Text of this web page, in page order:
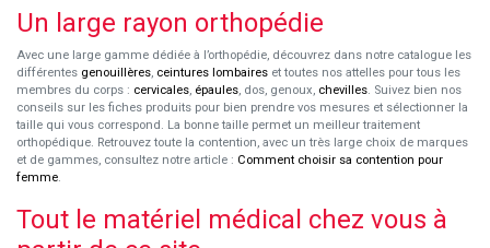
Un large rayon orthopédie
Avec une large gamme dédiée à l’orthopédie, découvrez dans notre catalogue les
différentes genouillères, ceintures lombaires et toutes nos attelles pour tous les
membres du corps : cervicales, épaules, dos, genoux, chevilles. Suivez bien nos
conseils sur les fiches produits pour bien prendre vos mesures et sélectionner la
taille qui vous correspond. La bonne taille permet un meilleur traitement
orthopédique. Retrouvez toute la contention, avec un très large choix de marques
et de gammes, consultez notre article : Comment choisir sa contention pour
femme.
Tout le matériel médical chez vous à